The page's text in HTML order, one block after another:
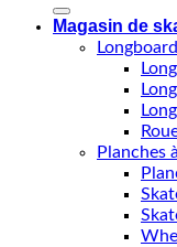
Magasin de
Planches